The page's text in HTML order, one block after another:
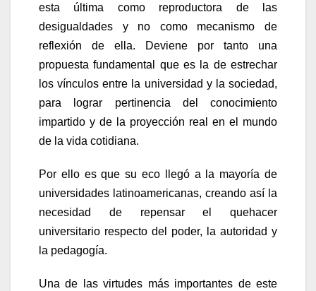
esta última como reproductora de las
desigualdades y no como mecanismo de
reflexión de ella. Deviene por tanto una
propuesta fundamental que es la de estrechar
los vínculos entre la universidad y la sociedad,
para lograr pertinencia del conocimiento
impartido y de la proyección real en el mundo
de la vida cotidiana.
Por ello es que su eco llegó a la mayoría de
universidades latinoamericanas, creando así la
necesidad de repensar el quehacer
universitario respecto del poder, la autoridad y
la pedagogía.
Una de las virtudes más importantes de este